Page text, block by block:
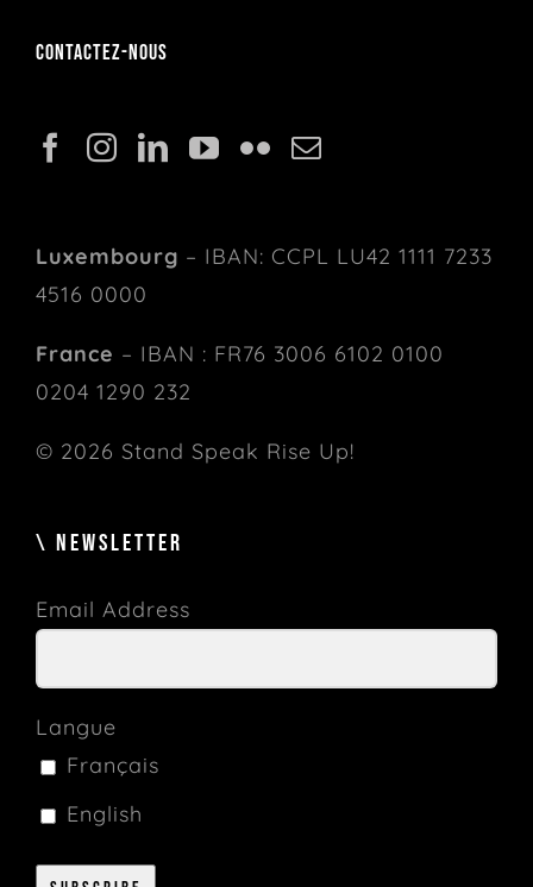
Contactez-nous
Luxembourg – IBAN: CCPL LU42 1111 7233
4516 0000
France – IBAN : FR76 3006 6102 0100
0204 1290 232
© 2026 Stand Speak Rise Up!
\ NEWSLETTER
Email Address
Langue
Français
English